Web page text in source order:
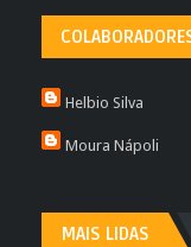
Helbio Silva
Moura Nápoli
MAIS LIDAS